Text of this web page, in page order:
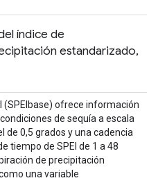
índice de
estandarizado,
(SPEIbase) ofrece información
de sequía a escala
de 0,5 grados y una cadencia
tiempo de SPEI de 1 a 48
de precipitación
una variable